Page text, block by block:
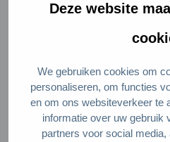
Deze website
We gebruiken cookies om
personaliseren, om functies
en om ons websiteverkeer te
informatie over uw gebruik
partners voor social
Meedoen als ondernemer
Circulaire producten en
Wie zijn wij?
Over ons
Stel je vraag